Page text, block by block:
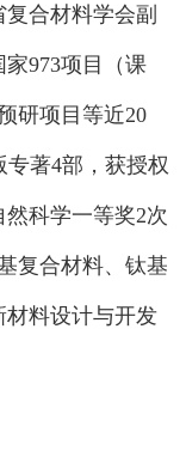
合材料学会副
家973项目（课
研项目等近20
专著4部，获授权
科学一等奖2次
复合材料、钛基
料设计与开发